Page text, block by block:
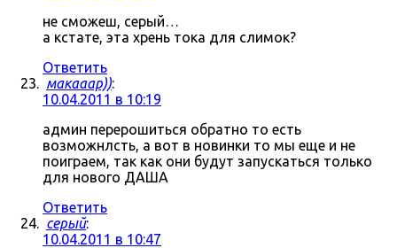
не сможеш, серый…
а кстате, эта хрень тока для слимок?
Ответить
макааар)):
10.04.2011 в 10:19
админ перерошиться обратно то есть
возможнлсть, а вот в новинки то мы еще и не
поиграем, так как они будут запускаться только
для нового ДАША
Ответить
серый:
10.04.2011 в 10:47